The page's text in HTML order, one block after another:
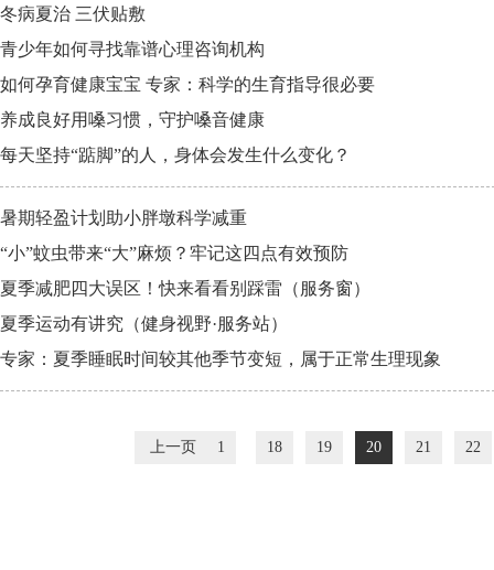
冬病夏治 三伏贴敷
青少年如何寻找靠谱心理咨询机构
如何孕育健康宝宝 专家：科学的生育指导很必要
养成良好用嗓习惯，守护嗓音健康
每天坚持“踮脚”的人，身体会发生什么变化？
暑期轻盈计划助小胖墩科学减重
“小”蚊虫带来“大”麻烦？牢记这四点有效预防
夏季减肥四大误区！快来看看别踩雷（服务窗）
夏季运动有讲究（健身视野·服务站）
专家：夏季睡眠时间较其他季节变短，属于正常生理现象
上一页 1 18 19 20 21 22